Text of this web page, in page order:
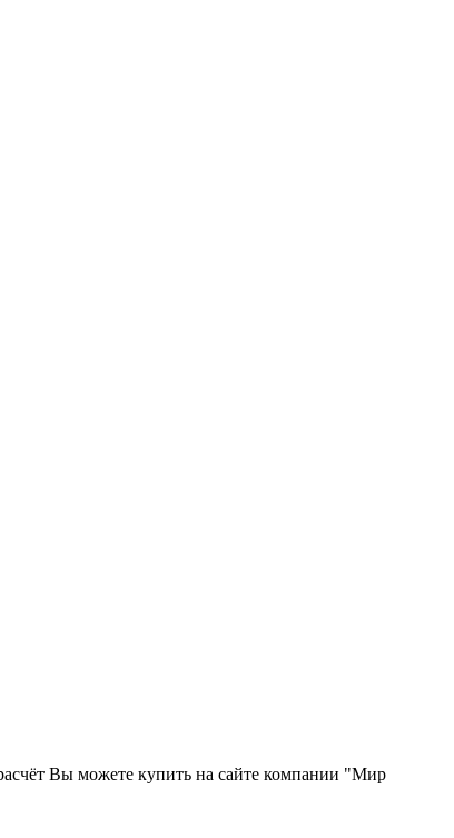
Вы можете купить на сайте компании "Мир